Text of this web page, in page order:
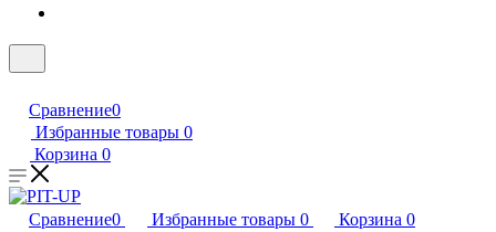
Сравнение0
Избранные товары 0
Корзина 0
Сравнение0 Избранные товары 0 Корзина 0